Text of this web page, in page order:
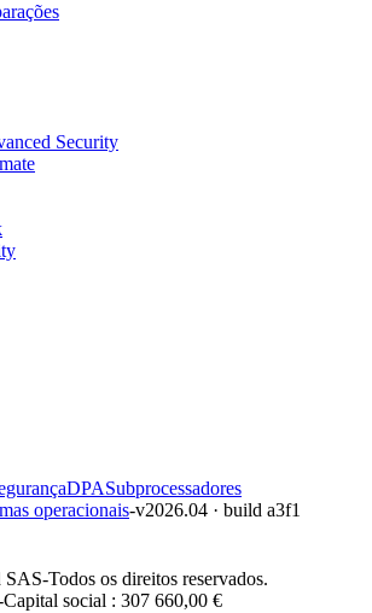
Security
DPASubprocessadores
operacionais-v2026.04 · build a3f1
SAS-Todos os direitos reservados.
Capital social : 307 660,00 €